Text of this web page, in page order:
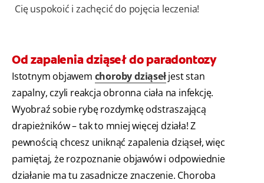
Cię uspokoić i zachęcić do pojęcia leczenia!
Od zapalenia dziąseł do paradontozy
Istotnym objawem choroby dziąsełjest stan
zapalny, czyli reakcja obronna ciała na infekcję.
Wyobraź sobie rybę rozdymkę odstraszającą
drapieżników – tak to mniej więcej działa! Z
pewnością chcesz uniknąć zapalenia dziąseł, więc
pamiętaj, że rozpoznanie objawów i odpowiednie
działanie ma tu zasadnicze znaczenie. Choroba